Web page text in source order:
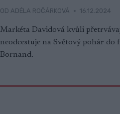
OD ADÉLA ROČÁRKOVÁ 16.12.2024
Markéta Davidová kvůli
neodcestuje na Světový pohár do
Bornand.